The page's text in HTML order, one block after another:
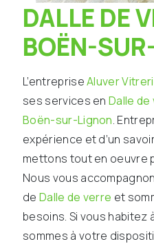
DALLE DE VERRE À
BOËN-
L’entrepriseAluver
ses services enDalle de
Boën-sur-Lignon.
expérience et d’un
mettons tout en oeuvre
Nous vous
de Dalle de verre et
besoins. Si vous habitez
sommes à votre